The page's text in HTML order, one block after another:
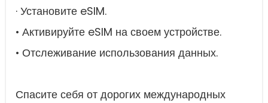
· Установите eSIM.
• Активируйте eSIM на своем устройстве.
• Отслеживание использования данных.
Спасите себя от дорогих международных